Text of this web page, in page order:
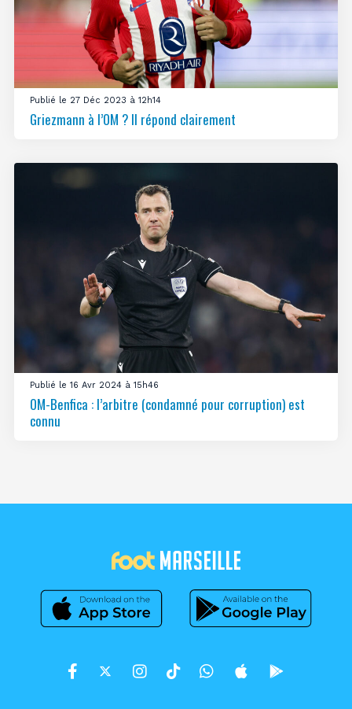
Publié le 27 Déc 2023 à 12h14
Griezmann à l’OM ? Il répond clairement
Publié le 16 Avr 2024 à 15h46
OM-Benfica : l’arbitre (condamné pour corruption) est
connu